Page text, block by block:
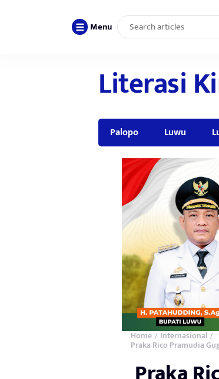
Menu
Literasi
Palopo Luwu
Home / Internasional /
Praka Rico Pramudia